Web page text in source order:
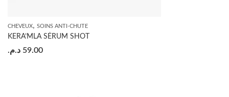
CHEVEUX, SOINS ANTI-CHUTE
KERA’MLA SÉRUM SHOT
59.00 د.م.